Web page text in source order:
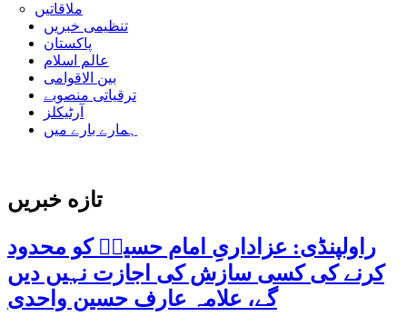
ملاقاتیں
تنظیمی خبریں
پاکستان
عالم اسلام
بین الاقوامی
ترقیاتی منصوبے
آرٹیکلز
ہمارے بارے میں
تازه خبریں
راولپنڈی: عزاداریِ امام حسینؑ کو محدود
کرنے کی کسی سازش کی اجازت نہیں دیں
گے، علامہ عارف حسین واحدی